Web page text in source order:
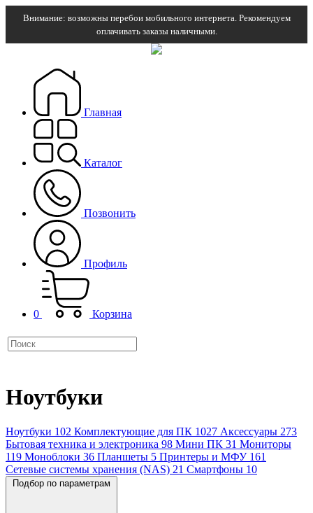
Внимание: возможны перебои мобильного интернета. Рекомендуем
оплачивать заказы наличными.
Главная
Каталог
Позвонить
Профиль
0 Корзина
Ноутбуки
Ноутбуки 102 Комплектующие для ПК 1027 Аксессуары 273
Бытовая техника и электроника 98 Мини ПК 31 Мониторы
119 Моноблоки 36 Планшеты 5 Принтеры и МФУ 161
Сетевые системы хранения (NAS) 21 Смартфоны 10
Подбор по параметрам